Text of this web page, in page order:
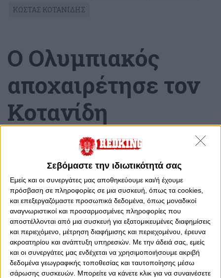
Σεβόμαστε την ιδιωτικότητά σας
Εμείς και οι συνεργάτες μας αποθηκεύουμε και/ή έχουμε
πρόσβαση σε πληροφορίες σε μια συσκευή, όπως τα cookies,
και επεξεργαζόμαστε προσωπικά δεδομένα, όπως μοναδικοί
αναγνωριστικοί και προσαρμοσμένες πληροφορίες που
αποστέλλονται από μια συσκευή για εξατομικευμένες διαφημίσεις
και περιεχόμενο, μέτρηση διαφήμισης και περιεχομένου, έρευνα
ακροατηρίου και ανάπτυξη υπηρεσιών. Με την άδειά σας, εμείς
και οι συνεργάτες μας ενδέχεται να χρησιμοποιήσουμε ακριβή
δεδομένα γεωγραφικής τοποθεσίας και ταυτοποίησης μέσω
σάρωσης συσκευών. Μπορείτε να κάνετε κλικ για να συναινέσετε
ΚΩΣΤΑΣ ΚΟΤΑΝΙΔΗΣ
Ο Ολυμπιακός
αποχαιρέτησε τον
Κοτανίδη
Τετάρτη, 16 Ιουλίου 2025 - 16:31